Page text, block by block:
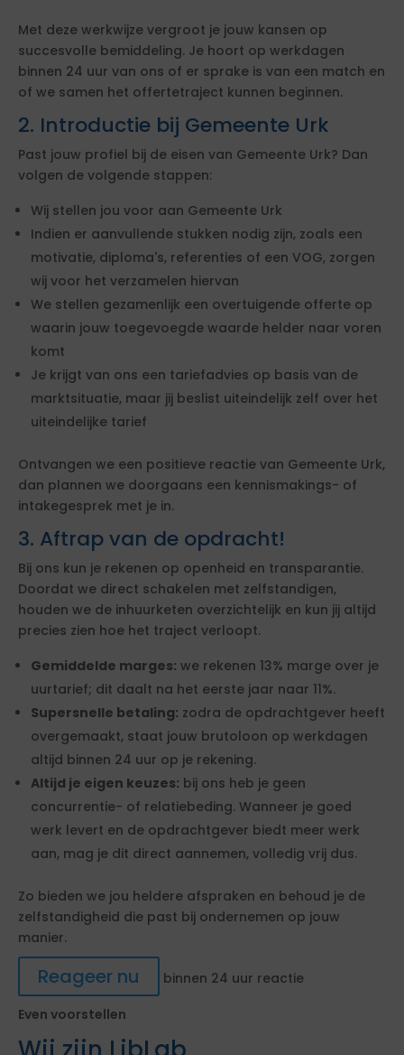
Met deze werkwijze vergroot je jouw kansen op
succesvolle bemiddeling. Je hoort op werkdagen
binnen 24 uur van ons of er sprake is van een match en
of we samen het offertetraject kunnen beginnen.
2. Introductie bij Gemeente Urk
Past jouw profiel bij de eisen van Gemeente Urk? Dan
volgen de volgende stappen:
Wij stellen jou voor aan Gemeente Urk
Indien er aanvullende stukken nodig zijn, zoals een
motivatie, diploma's, referenties of een VOG, zorgen
wij voor het verzamelen hiervan
We stellen gezamenlijk een overtuigende offerte op
waarin jouw toegevoegde waarde helder naar voren
komt
Je krijgt van ons een tariefadvies op basis van de
marktsituatie, maar jij beslist uiteindelijk zelf over het
uiteindelijke tarief
Ontvangen we een positieve reactie van Gemeente Urk,
dan plannen we doorgaans een kennismakings- of
intakegesprek met je in.
3. Aftrap van de opdracht!
Bij ons kun je rekenen op openheid en transparantie.
Doordat we direct schakelen met zelfstandigen,
houden we de inhuurketen overzichtelijk en kun jij altijd
precies zien hoe het traject verloopt.
Gemiddelde marges: we rekenen 13% marge over je
uurtarief; dit daalt na het eerste jaar naar 11%.
Supersnelle betaling: zodra de opdrachtgever heeft
overgemaakt, staat jouw brutoloon op werkdagen
altijd binnen 24 uur op je rekening.
Altijd je eigen keuzes: bij ons heb je geen
concurrentie- of relatiebeding. Wanneer je goed
werk levert en de opdrachtgever biedt meer werk
aan, mag je dit direct aannemen, volledig vrij dus.
Zo bieden we jou heldere afspraken en behoud je de
zelfstandigheid die past bij ondernemen op jouw
manier.
Reageer nu
binnen 24 uur reactie
Even voorstellen